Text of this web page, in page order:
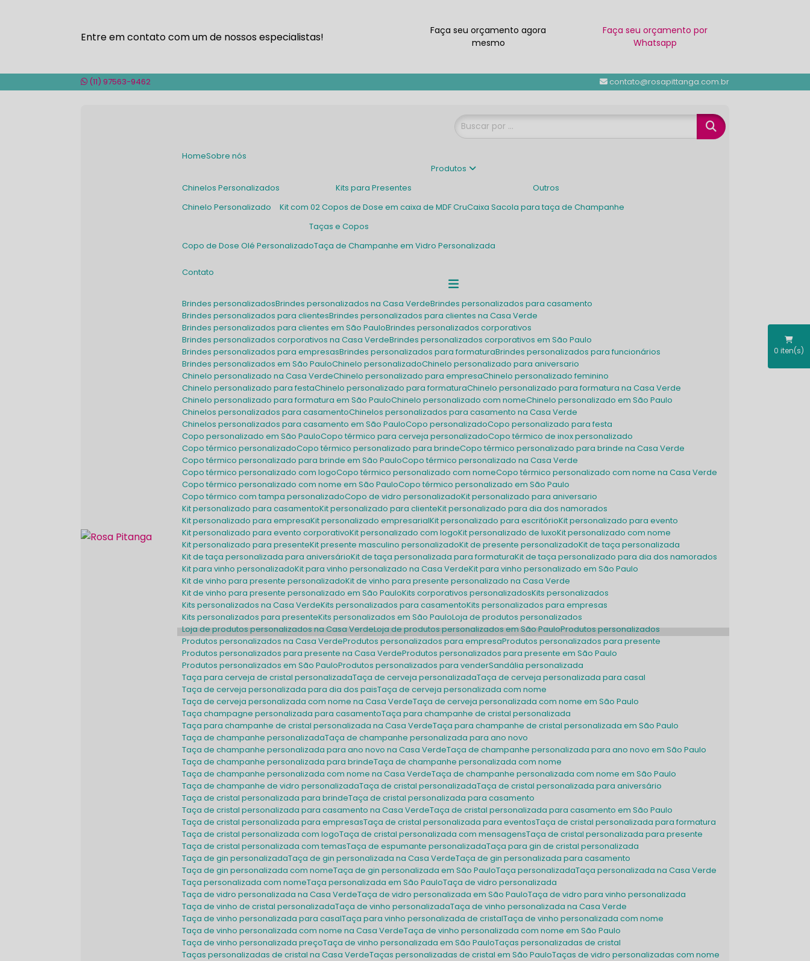
Entre em contato com um de nossos especialistas!
Faça seu orçamento agora
mesmo
Faça seu orçamento por
Whatsapp
(11) 97563-9462 contato@rosapittanga.com.br
Home Sobre nós
Produtos
Chinelos Personalizados
Chinelo Personalizado
Kits para Presentes
Kit com 02 Copos de Dose em caixa de MDF Cru
Outros
Caixa Sacola para taça de Champanhe
Taças e Copos
Copo de Dose Olé Personalizado Taça de Champanhe em Vidro Personalizada
Contato
Brindes personalizados Brindes personalizados na Casa Verde Brindes personalizados para casamento
Brindes personalizados para clientes Brindes personalizados para clientes na Casa Verde
Brindes personalizados para clientes em São Paulo Brindes personalizados corporativos
Brindes personalizados corporativos na Casa Verde Brindes personalizados corporativos em São Paulo
Brindes personalizados para empresas Brindes personalizados para formatura Brindes personalizados para funcionários
Brindes personalizados em São Paulo Chinelo personalizado Chinelo personalizado para aniversario
Chinelo personalizado na Casa Verde Chinelo personalizado para empresa Chinelo personalizado feminino
Chinelo personalizado para festa Chinelo personalizado para formatura Chinelo personalizado para formatura na Casa Verde
Chinelo personalizado para formatura em São Paulo Chinelo personalizado com nome Chinelo personalizado em São Paulo
Chinelos personalizados para casamento Chinelos personalizados para casamento na Casa Verde
Chinelos personalizados para casamento em São Paulo Copo personalizado Copo personalizado para festa
Copo personalizado em São Paulo Copo térmico para cerveja personalizado Copo térmico de inox personalizado
Copo térmico personalizado Copo térmico personalizado para brinde Copo térmico personalizado para brinde na Casa Verde
Copo térmico personalizado para brinde em São Paulo Copo térmico personalizado na Casa Verde
Copo térmico personalizado com logo Copo térmico personalizado com nome Copo térmico personalizado com nome na Casa Verde
Copo térmico personalizado com nome em São Paulo Copo térmico personalizado em São Paulo
Copo térmico com tampa personalizado Copo de vidro personalizado Kit personalizado para aniversario
Kit personalizado para casamento Kit personalizado para cliente Kit personalizado para dia dos namorados
Kit personalizado para empresa Kit personalizado empresarial Kit personalizado para escritório Kit personalizado para evento
Kit personalizado para evento corporativo Kit personalizado com logo Kit personalizado de luxo Kit personalizado com nome
Kit personalizado para presente Kit presente masculino personalizado Kit de presente personalizado Kit de taça personalizada
Kit de taça personalizada para aniversário Kit de taça personalizada para formatura Kit de taça personalizado para dia dos namorados
Kit para vinho personalizado Kit para vinho personalizado na Casa Verde Kit para vinho personalizado em São Paulo
Kit de vinho para presente personalizado Kit de vinho para presente personalizado na Casa Verde
Kit de vinho para presente personalizado em São Paulo Kits corporativos personalizados Kits personalizados
Kits personalizados na Casa Verde Kits personalizados para casamento Kits personalizados para empresas
Kits personalizados para presente Kits personalizados em São Paulo Loja de produtos personalizados
Loja de produtos personalizados na Casa Verde Loja de produtos personalizados em São Paulo Produtos personalizados
Produtos personalizados na Casa Verde Produtos personalizados para empresa Produtos personalizados para presente
Produtos personalizados para presente na Casa Verde Produtos personalizados para presente em São Paulo
Produtos personalizados em São Paulo Produtos personalizados para vender Sandália personalizada
Taça para cerveja de cristal personalizada Taça de cerveja personalizada Taça de cerveja personalizada para casal
Taça de cerveja personalizada para dia dos pais Taça de cerveja personalizada com nome
Taça de cerveja personalizada com nome na Casa Verde Taça de cerveja personalizada com nome em São Paulo
Taça champagne personalizada para casamento Taça para champanhe de cristal personalizada
Taça para champanhe de cristal personalizada na Casa Verde Taça para champanhe de cristal personalizada em São Paulo
Taça de champanhe personalizada Taça de champanhe personalizada para ano novo
Taça de champanhe personalizada para ano novo na Casa Verde Taça de champanhe personalizada para ano novo em São Paulo
Taça de champanhe personalizada para brinde Taça de champanhe personalizada com nome
Taça de champanhe personalizada com nome na Casa Verde Taça de champanhe personalizada com nome em São Paulo
Taça de champanhe de vidro personalizada Taça de cristal personalizada Taça de cristal personalizada para aniversário
Taça de cristal personalizada para brinde Taça de cristal personalizada para casamento
Taça de cristal personalizada para casamento na Casa Verde Taça de cristal personalizada para casamento em São Paulo
Taça de cristal personalizada para empresas Taça de cristal personalizada para eventos Taça de cristal personalizada para formatura
Taça de cristal personalizada com logo Taça de cristal personalizada com mensagens Taça de cristal personalizada para presente
Taça de cristal personalizada com temas Taça de espumante personalizada Taça para gin de cristal personalizada
Taça de gin personalizada Taça de gin personalizada na Casa Verde Taça de gin personalizada para casamento
Taça de gin personalizada com nome Taça de gin personalizada em São Paulo Taça personalizada Taça personalizada na Casa Verde
Taça personalizada com nome Taça personalizada em São Paulo Taça de vidro personalizada
Taça de vidro personalizada na Casa Verde Taça de vidro personalizada em São Paulo Taça de vidro para vinho personalizada
Taça de vinho de cristal personalizada Taça de vinho personalizada Taça de vinho personalizada na Casa Verde
Taça de vinho personalizada para casal Taça para vinho personalizada de cristal Taça de vinho personalizada com nome
Taça de vinho personalizada com nome na Casa Verde Taça de vinho personalizada com nome em São Paulo
Taça de vinho personalizada preço Taça de vinho personalizada em São Paulo Taças personalizadas de cristal
Taças personalizadas de cristal na Casa Verde Taças personalizadas de cristal em São Paulo Taças de vidro personalizadas com nome
0 iten(s)